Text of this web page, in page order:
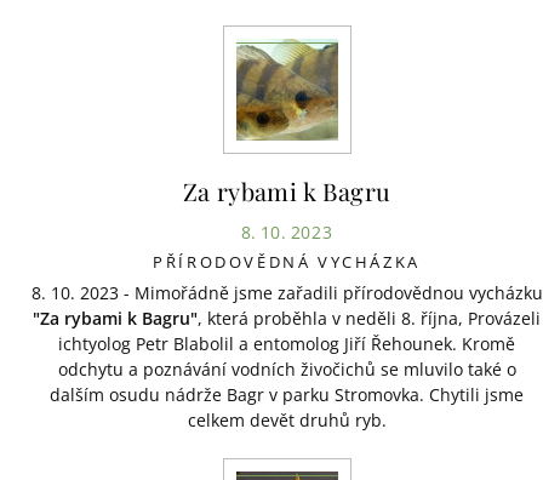
Za rybami k Bagru
8. 10. 2023
PŘÍRODOVĚDNÁ VYCHÁZKA
8. 10. 2023 - Mimořádně jsme zařadili přírodovědnou vycházku
"Za rybami k Bagru", která proběhla v neděli 8. října, Provázeli
ichtyolog Petr Blabolil a entomolog Jiří Řehounek. Kromě
odchytu a poznávání vodních živočichů se mluvilo také o
dalším osudu nádrže Bagr v parku Stromovka. Chytili jsme
celkem devět druhů ryb.